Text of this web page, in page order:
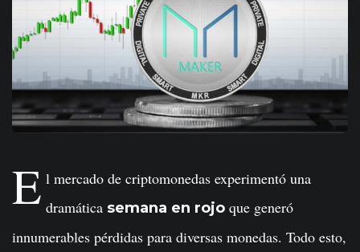
E l mercado de criptomonedas experimentó una
dramática semana en rojo que generó
innumerables pérdidas para diversas monedas. Todo esto,